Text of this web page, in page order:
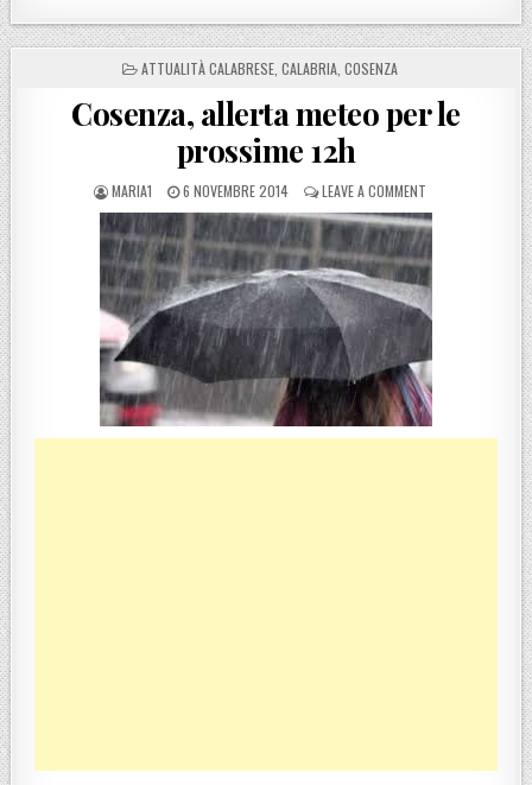
POSTED IN
ATTUALITÀ CALABRESE CALABRIA COSENZA
Cosenza, allerta meteo per le
prossime 12h
POSTED BY
MARIA1 POSTED ON
6 NOVEMBRE 2014 LEAVE A COMMENT ON COSENZA,